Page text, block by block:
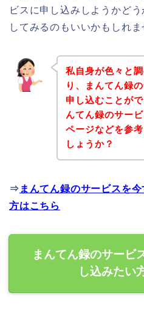
ビスに申し込みしようかど
してみるのもいいかもしれま
私自身が色々と
り、まんてん録
申し込むことが
んてん録のサー
ページなどを参
しょうか？
⇒ まんてん録のサービスを
方はこちら
まんてん録のサービ
し込みたい